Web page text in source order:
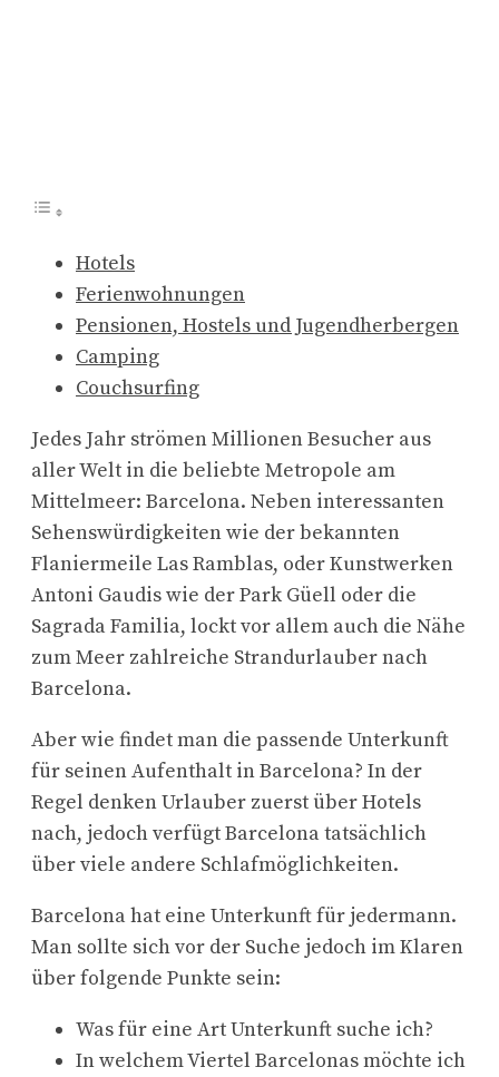
Hotels
Ferienwohnungen
Pensionen, Hostels und Jugendherbergen
Camping
Couchsurfing
Jedes Jahr strömen Millionen Besucher aus
aller Welt in die beliebte Metropole am
Mittelmeer: Barcelona. Neben interessanten
Sehenswürdigkeiten wie der bekannten
Flaniermeile Las Ramblas, oder Kunstwerken
Antoni Gaudis wie der Park Güell oder die
Sagrada Familia, lockt vor allem auch die Nähe
zum Meer zahlreiche Strandurlauber nach
Barcelona.
Aber wie findet man die passende Unterkunft
für seinen Aufenthalt in Barcelona? In der
Regel denken Urlauber zuerst über Hotels
nach, jedoch verfügt Barcelona tatsächlich
über viele andere Schlafmöglichkeiten.
Barcelona hat eine Unterkunft für jedermann.
Man sollte sich vor der Suche jedoch im Klaren
über folgende Punkte sein:
Was für eine Art Unterkunft suche ich?
In welchem Viertel Barcelonas möchte ich